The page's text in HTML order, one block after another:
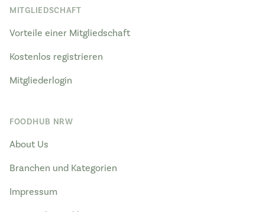
MITGLIEDSCHAFT
Vorteile einer Mitgliedschaft
Kostenlos registrieren
Mitgliederlogin
FOODHUB NRW
About Us
Branchen und Kategorien
Impressum